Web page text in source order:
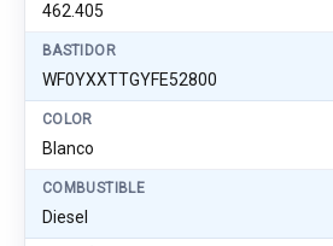
462.405
BASTIDOR
WF0YXXTTGYFE52800
COLOR
Blanco
COMBUSTIBLE
Diesel